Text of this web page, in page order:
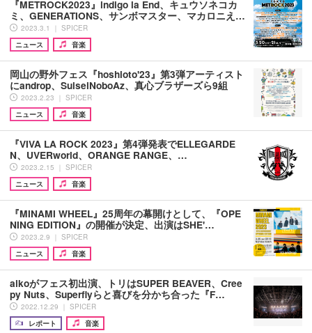
『METROCK2023』indigo la End、キュウソネコカ
ミ、GENERATIONS、サンボマスター、マカロニえ…
2023.3.1 ｜ SPICER
ニュース
音楽
岡山の野外フェス『hoshioto'23』第3弾アーティスト
にandrop、SuiseiNoboAz、真心ブラザーズら9組
2023.2.23 ｜ SPICER
ニュース
音楽
『VIVA LA ROCK 2023』第4弾発表でELLEGARDE
N、UVERworld、ORANGE RANGE、…
2023.2.15 ｜ SPICER
ニュース
音楽
『MINAMI WHEEL』25周年の幕開けとして、『OPE
NING EDITION』の開催が決定、出演はSHE'…
2023.2.9 ｜ SPICER
ニュース
音楽
aikoがフェス初出演、トリはSUPER BEAVER、Cree
py Nuts、Superflyらと喜びを分かち合った『F…
2022.12.29 ｜ SPICER
レポート
音楽